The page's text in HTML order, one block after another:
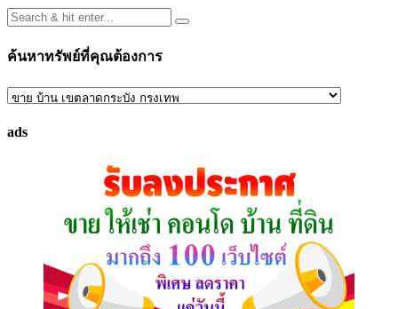
ค้นหาทรัพย์ที่คุณต้องการ
ค้นหา
ที่
ads